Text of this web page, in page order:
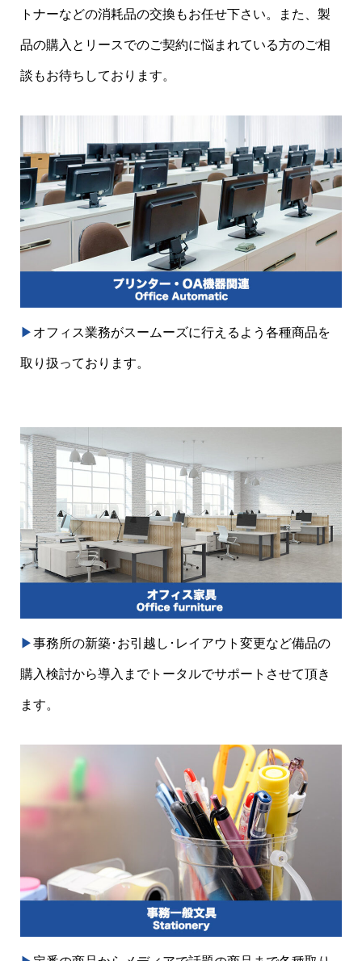
トナーなどの消耗品の交換もお任せ下さい。また、製
品の購入とリースでのご契約に悩まれている方のご相
談もお待ちしております。
▶︎ オフィス業務がスームーズに行えるよう各種商品を
取り扱っております。
▶︎事務所の新築･お引越し･レイアウト変更など備品の
購入検討から導入までトータルでサポートさせて頂き
ます。